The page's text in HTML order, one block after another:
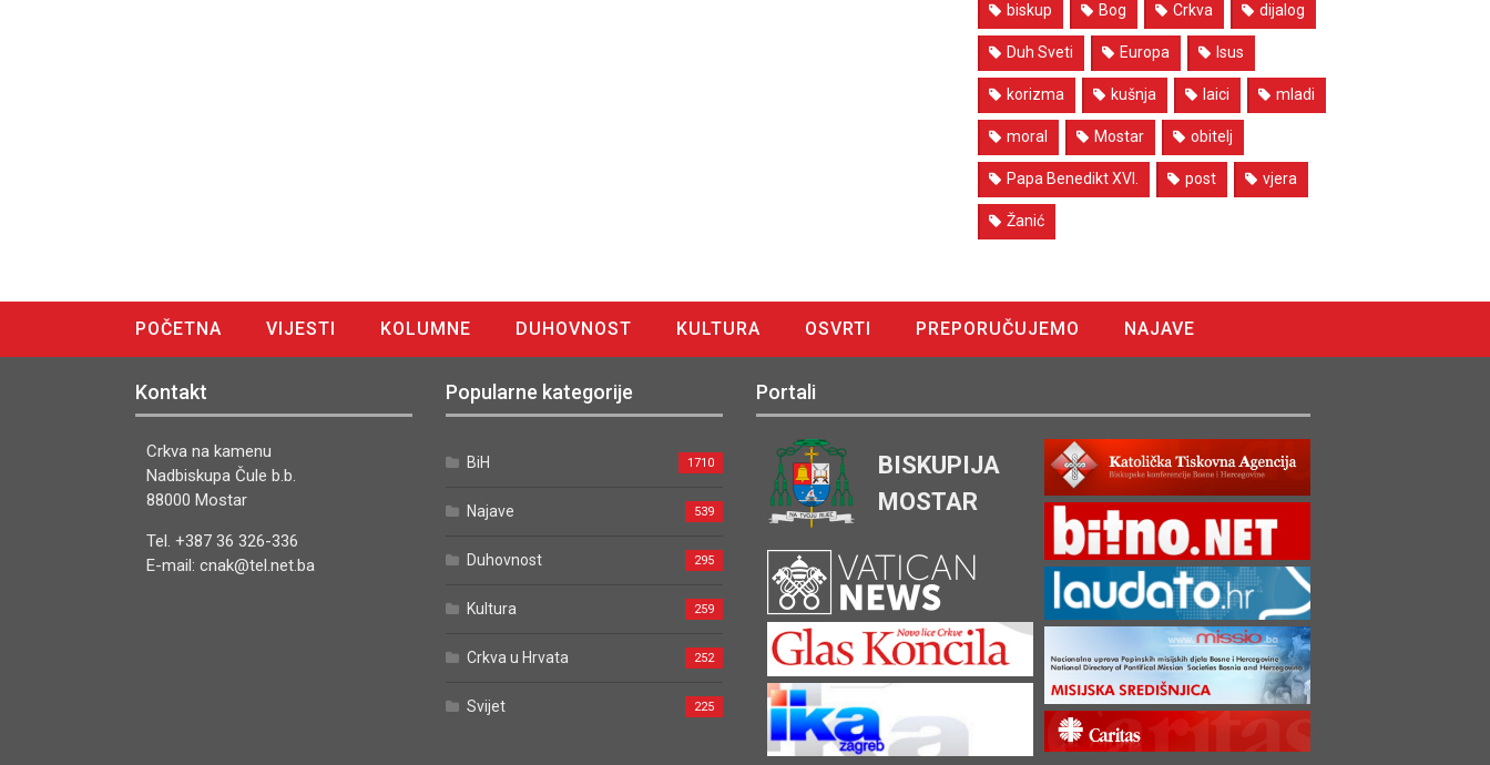
biskup Bog Crkva dijalog
Duh Sveti Europa Isus
korizma kušnja laici mladi
moral Mostar obitelj
Papa Benedikt XVI. post vjera
Žanić
POČETNA VIJESTI KOLUMNE DUHOVNOST KULTURA OSVRTI PREPORUČUJEMO
NAJAVE
Kontakt
Crkva na kamenu
Nadbiskupa Čule b.b.
88000 Mostar
Tel. +387 36 326-336
E-mail: cnak@tel.net.ba
Popularne kategorije
BiH 1710
Najave 539
Duhovnost 295
Kultura 259
Crkva u Hrvata 252
Svijet 225
Portali
BISKUPIJA
MOSTAR